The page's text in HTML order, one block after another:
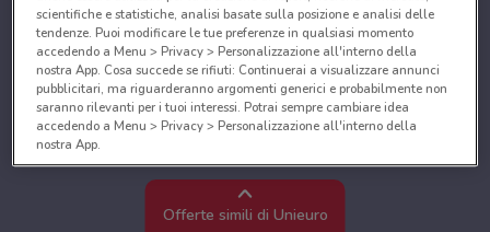
Offerte simili di Unieuro
scientifiche e statistiche, analisi basate sulla posizione e analisi delle
tendenze. Puoi modificare le tue preferenze in qualsiasi momento
accedendo a Menu > Privacy > Personalizzazione all'interno della
nostra App. Cosa succede se rifiuti: Continuerai a visualizzare annunci
pubblicitari, ma riguarderanno argomenti generici e probabilmente non
saranno rilevanti per i tuoi interessi. Potrai sempre cambiare idea
accedendo a Menu > Privacy > Personalizzazione all'interno della
nostra App.
Noi e i nostri partner trattiamo i dati per fornire:
Utilizzare dati di geolocalizzazione precisi. Scansione attiva delle
caratteristiche del dispositivo ai fini dell’identificazione. Archiviare